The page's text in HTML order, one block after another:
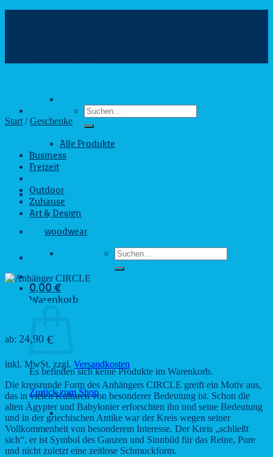
Suchen
nach:
Alle Produkte
Business
Freizeit
Outdoor
Zuhause
Art & Design
woodwear
Suchen
nach:
0,00 €
Warenkorb
Es befinden sich keine Produkte im Warenkorb.
Zurück zum Shop
Start / Geschenke
ab: 24,90 €
inkl. MwSt. zzgl. Versandkosten
Die kreisrunde Form des Anhängers CIRCLE greift ein Motiv aus,
das in vielen Kulturen von besonderer Bedeutung ist. Schon die
alten Ägypter und Babylonier erforschten ihn und seine Bedeutung
und in der griechischen Antike war der Kreis wegen seiner
Vollkommenheit von besonderem Interesse. Der Kreis „schließt
sich“, er ist Symbol des Ganzen und Sinnbild für das Reine, Pure
und nicht zuletzt eine zeitlose Schmuckform.